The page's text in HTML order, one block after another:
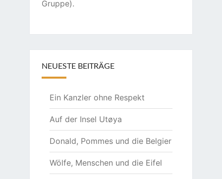
Gruppe).
NEUESTE BEITRÄGE
Ein Kanzler ohne Respekt
Auf der Insel Utøya
Donald, Pommes und die Belgier
Wölfe, Menschen und die Eifel